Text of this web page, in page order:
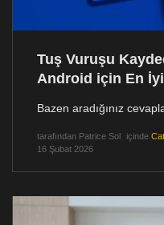
Tuş Vuruşu
Android için En
Bazen aradığınız
tarafından Patrice Sol içinde
16 Şubat 2026